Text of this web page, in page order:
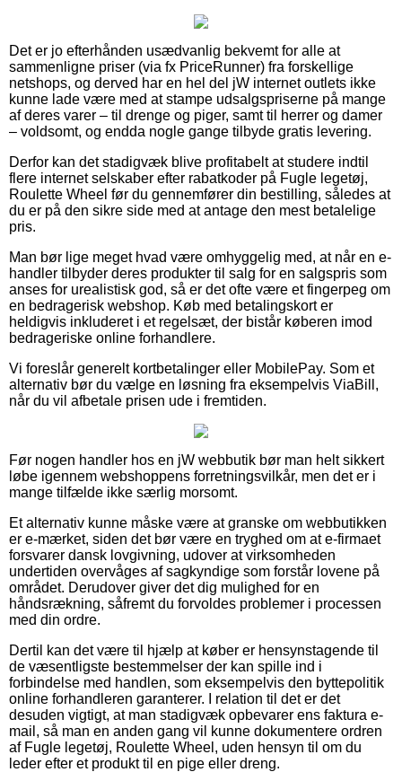
Det er jo efterhånden usædvanlig bekvemt for alle at
sammenligne priser (via fx PriceRunner) fra forskellige
netshops, og derved har en hel del jW internet outlets ikke
kunne lade være med at stampe udsalgspriserne på mange
af deres varer – til drenge og piger, samt til herrer og damer
– voldsomt, og endda nogle gange tilbyde gratis levering.
Derfor kan det stadigvæk blive profitabelt at studere indtil
flere internet selskaber efter rabatkoder på Fugle legetøj,
Roulette Wheel før du gennemfører din bestilling, således at
du er på den sikre side med at antage den mest betalelige
pris.
Man bør lige meget hvad være omhyggelig med, at når en e-
handler tilbyder deres produkter til salg for en salgspris som
anses for urealistisk god, så er det ofte være et fingerpeg om
en bedragerisk webshop. Køb med betalingskort er
heldigvis inkluderet i et regelsæt, der bistår køberen imod
bedrageriske online forhandlere.
Vi foreslår generelt kortbetalinger eller MobilePay. Som et
alternativ bør du vælge en løsning fra eksempelvis ViaBill,
når du vil afbetale prisen ude i fremtiden.
Før nogen handler hos en jW webbutik bør man helt sikkert
løbe igennem webshoppens forretningsvilkår, men det er i
mange tilfælde ikke særlig morsomt.
Et alternativ kunne måske være at granske om webbutikken
er e-mærket, siden det bør være en tryghed om at e-firmaet
forsvarer dansk lovgivning, udover at virksomheden
undertiden overvåges af sagkyndige som forstår lovene på
området. Derudover giver det dig mulighed for en
håndsrækning, såfremt du forvoldes problemer i processen
med din ordre.
Dertil kan det være til hjælp at køber er hensynstagende til
de væsentligste bestemmelser der kan spille ind i
forbindelse med handlen, som eksempelvis den byttepolitik
online forhandleren garanterer. I relation til det er det
desuden vigtigt, at man stadigvæk opbevarer ens faktura e-
mail, så man en anden gang vil kunne dokumentere ordren
af Fugle legetøj, Roulette Wheel, uden hensyn til om du
leder efter et produkt til en pige eller dreng.